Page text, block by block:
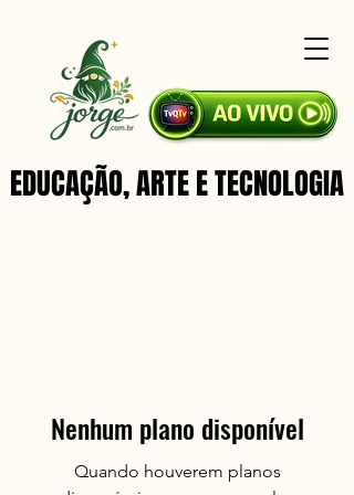
EDUCAÇÃO, ARTE E TECNOLOGIA
EDUCAÇÃO, ARTE E TECNOLOGIA
Nenhum plano disponível
Quando houverem planos